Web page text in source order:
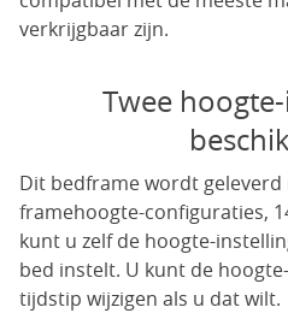
verkrijgbaar zijn.
Twee
Dit bedframe wordt
framehoogte-configuraties,
kunt u zelf de hoogte-
bed instelt. U kunt de
tijdstip wijzigen als u dat wilt.